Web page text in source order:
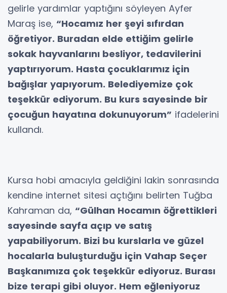
gelirle yardımlar yaptığını söyleyen Ayfer
Maraş ise, “Hocamız her şeyi sıfırdan
öğretiyor. Buradan elde ettiğim gelirle
sokak hayvanlarını besliyor, tedavilerini
yaptırıyorum. Hasta çocuklarımız için
bağışlar yapıyorum. Belediyemize çok
teşekkür ediyorum. Bu kurs sayesinde bir
çocuğun hayatına dokunuyorum” ifadelerini
kullandı.
Kursa hobi amacıyla geldiğini lakin sonrasında
kendine internet sitesi açtığını belirten Tuğba
Kahraman da, “Gülhan Hocamın öğrettikleri
sayesinde sayfa açıp ve satış
yapabiliyorum. Bizi bu kurslarla ve güzel
hocalarla buluşturduğu için Vahap Seçer
Başkanımıza çok teşekkür ediyoruz. Burası
bize terapi gibi oluyor. Hem eğleniyoruz